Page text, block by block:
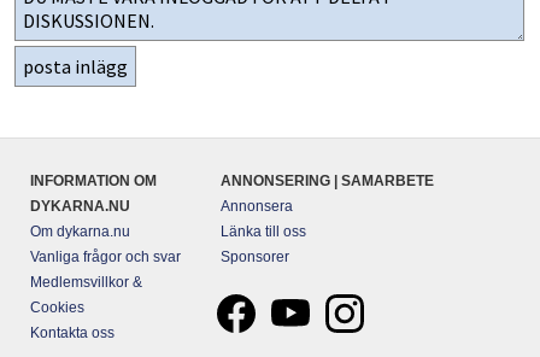
INFORMATION OM
DYKARNA.NU
Om dykarna.nu
Vanliga frågor och svar
Medlemsvillkor &
Cookies
Kontakta oss
ANNONSERING | SAMARBETE
Annonsera
Länka till oss
Sponsorer